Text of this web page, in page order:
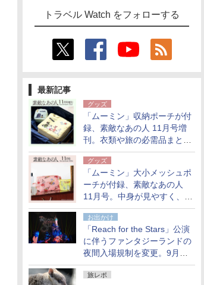
トラベル Watch をフォローする
最新記事
グッズ
「ムーミン」収納ポーチが付
録、素敵なあの人 11月号増
刊。衣類や旅の必需品まとま
る大小2個セット
グッズ
「ムーミン」大小メッシュポ
ーチが付録、素敵なあの人
11月号。中身が見やすく、温
泉スパにも使える
お出かけ
「Reach for the Stars」公演
に伴うファンタジーランドの
夜間入場規制を変更。9月か
ら18時50分～20時ごろに
旅レポ